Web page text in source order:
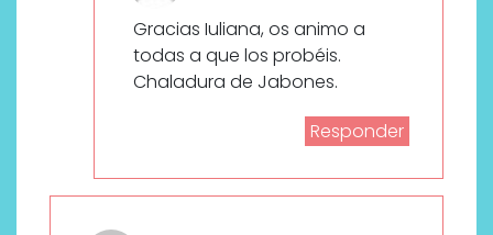
Gracias Iuliana, os animo a
todas a que los probéis.
Chaladura de Jabones.
Responder